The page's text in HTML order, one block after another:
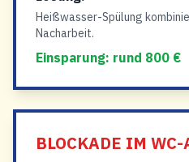
Heißwasser-Spülung
Nacharbeit.
Einsparung: rund 800 €
BLOCKADE IM WC-